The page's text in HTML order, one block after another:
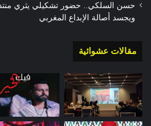
حسن السلكي.. حضور تشكيلي يثري
ويجسد أصالة الإبداع المغربي
مقالات عشوائية